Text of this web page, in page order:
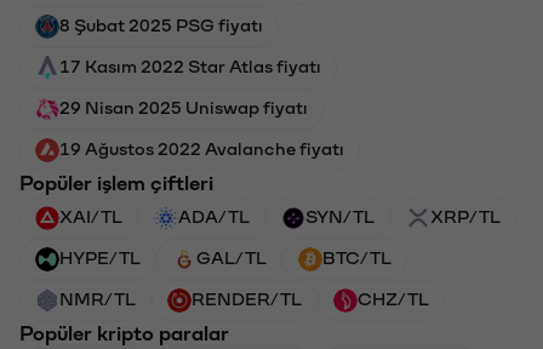
8 Şubat 2025 PSG fiyatı
17 Kasım 2022 Star Atlas fiyatı
29 Nisan 2025 Uniswap fiyatı
19 Ağustos 2022 Avalanche fiyatı
Popüler işlem çiftleri
XAI/TL ADA/TL SYN/TL XRP/TL
HYPE/TL GAL/TL BTC/TL
NMR/TL RENDER/TL CHZ/TL
Popüler kripto paralar